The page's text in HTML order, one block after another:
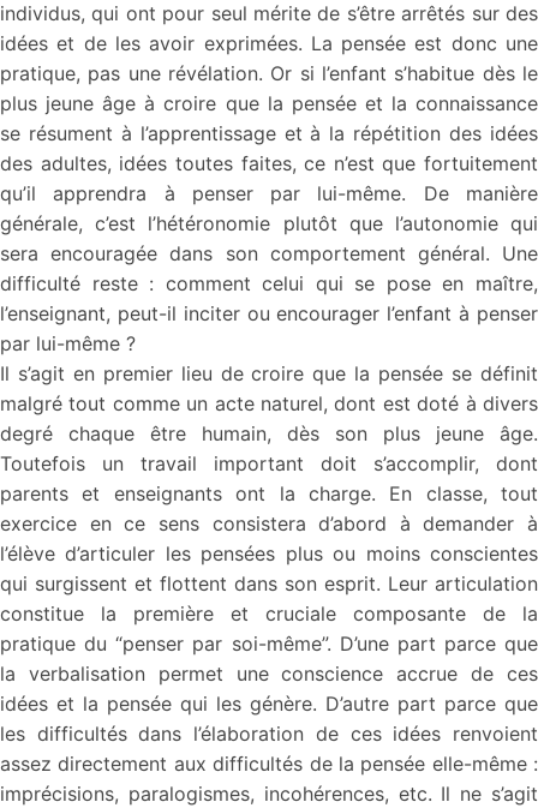
individus, qui ont pour seul mérite de s’être arrêtés sur des
idées et de les avoir exprimées. La pensée est donc une
pratique, pas une révélation. Or si l’enfant s’habitue dès le
plus jeune âge à croire que la pensée et la connaissance
se résument à l’apprentissage et à la répétition des idées
des adultes, idées toutes faites, ce n’est que fortuitement
qu’il apprendra à penser par lui-même. De manière
générale, c’est l’hétéronomie plutôt que l’autonomie qui
sera encouragée dans son comportement général. Une
difficulté reste : comment celui qui se pose en maître,
l’enseignant, peut-il inciter ou encourager l’enfant à penser
par lui-même ?
Il s’agit en premier lieu de croire que la pensée se définit
malgré tout comme un acte naturel, dont est doté à divers
degré chaque être humain, dès son plus jeune âge.
Toutefois un travail important doit s’accomplir, dont
parents et enseignants ont la charge. En classe, tout
exercice en ce sens consistera d’abord à demander à
l’élève d’articuler les pensées plus ou moins conscientes
qui surgissent et flottent dans son esprit. Leur articulation
constitue la première et cruciale composante de la
pratique du “penser par soi-même”. D’une part parce que
la verbalisation permet une conscience accrue de ces
idées et la pensée qui les génère. D’autre part parce que
les difficultés dans l’élaboration de ces idées renvoient
assez directement aux difficultés de la pensée elle-même :
imprécisions, paralogismes, incohérences, etc. Il ne s’agit